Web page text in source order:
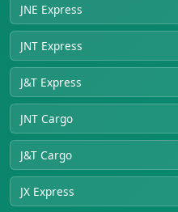
JNE Express
JNT Express
J&T Express
JNT Cargo
J&T Cargo
JX Express